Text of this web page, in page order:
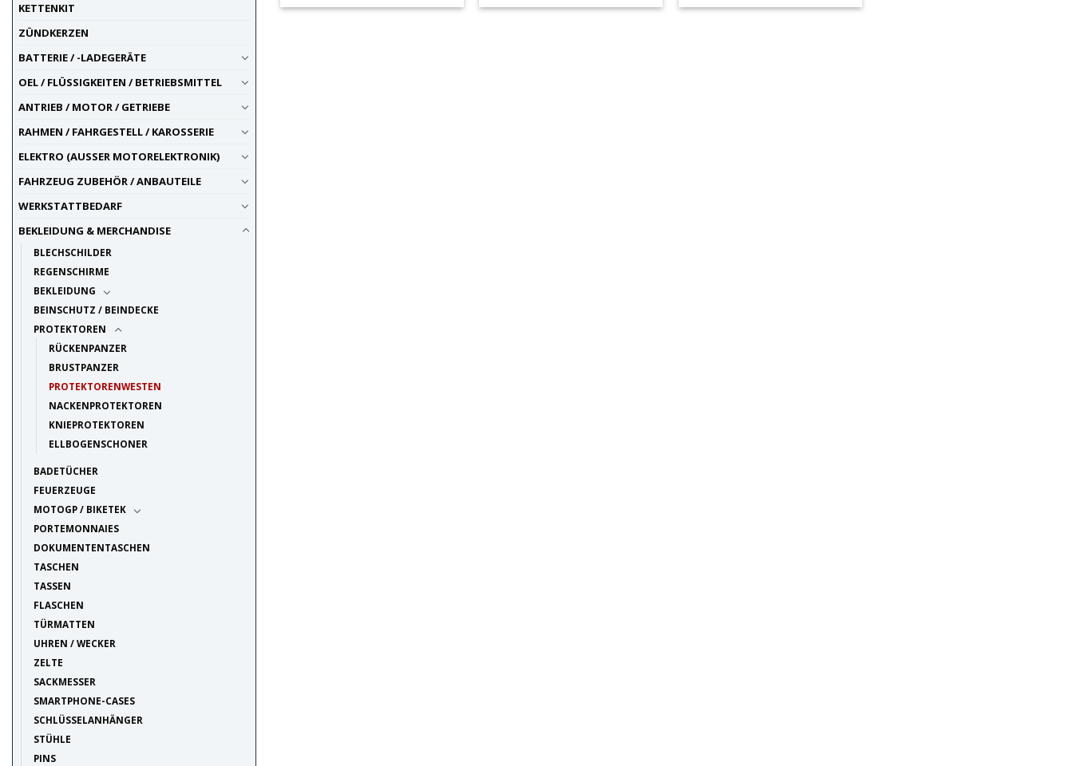
KETTENKIT
ZÜNDKERZEN
BATTERIE / -LADEGERÄTE
OEL / FLÜSSIGKEITEN / BETRIEBSMITTEL
ANTRIEB / MOTOR / GETRIEBE
RAHMEN / FAHRGESTELL / KAROSSERIE
ELEKTRO (AUSSER MOTORELEKTRONIK)
FAHRZEUG ZUBEHÖR / ANBAUTEILE
WERKSTATTBEDARF
BEKLEIDUNG & MERCHANDISE
BLECHSCHILDER
REGENSCHIRME
BEKLEIDUNG
BEINSCHUTZ / BEINDECKE
PROTEKTOREN
RÜCKENPANZER
BRUSTPANZER
PROTEKTORENWESTEN
NACKENPROTEKTOREN
KNIEPROTEKTOREN
ELLBOGENSCHONER
BADETÜCHER
FEUERZEUGE
MOTOGP / BIKETEK
PORTEMONNAIES
DOKUMENTENTASCHEN
TASCHEN
TASSEN
FLASCHEN
TÜRMATTEN
UHREN / WECKER
ZELTE
SACKMESSER
SMARTPHONE-CASES
SCHLÜSSELANHÄNGER
STÜHLE
PINS